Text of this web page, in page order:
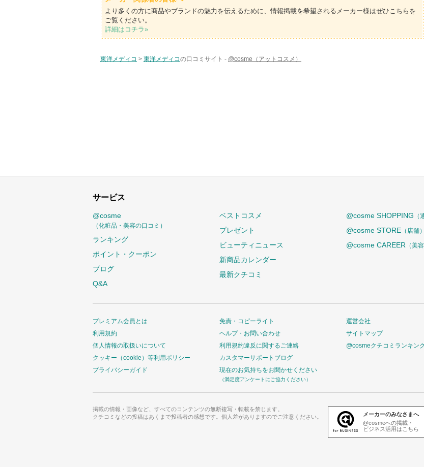
より多くの方に商品やブランドの魅力を伝えるために、情報掲載を希望されるメーカー様はぜひこちらを
ご覧ください。
詳細はコチラ»
東洋メディコ > 東洋メディコの口コミサイト - @cosme（アットコスメ）
サービス
@cosme
（化粧品・美容の口コミ）
ランキング
ポイント・クーポン
ブログ
Q&A
ベストコスメ
プレゼント
ビューティニュース
新商品カレンダー
最新クチコミ
@cosme SHOPPING （
@cosme STORE （店舗）
@cosme CAREER （美
プレミアム会員とは
利用規約
個人情報の取扱いについて
クッキー（cookie）等利用ポリシー
プライバシーガイド
免責・コピーライト
ヘルプ・お問い合わせ
利用規約違反に関するご連絡
カスタマーサポートブログ
現在のお気持ちをお聞かせください
（満足度アンケートにご協力ください）
運営会社
サイトマップ
@cosmeクチコミランキン
掲載の情報・画像など、すべてのコンテンツの無断複写・転載を禁じます。
クチコミなどの投稿はあくまで投稿者の感想です。個人差がありますのでご注意ください。
メーカーのみなさまへ
@cosmeへの掲載・
ビジネス活用はこちら